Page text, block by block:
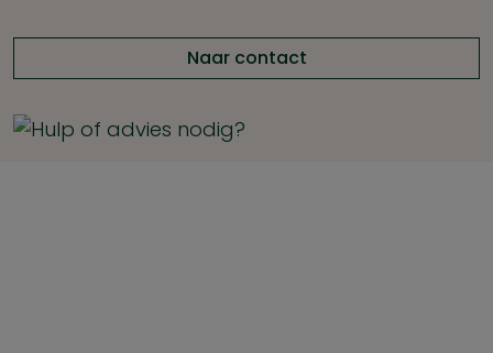
Naar contact